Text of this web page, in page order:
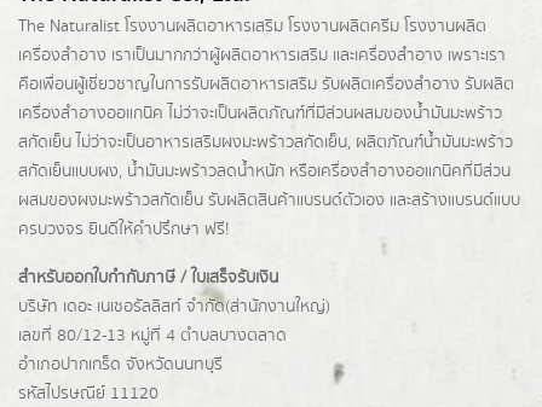
The Naturalist โรงงานผลิตอาหารเสริม โรงงานผลิตครีม โรงงานผลิต
เครื่องสำอาง เราเป็นมากกว่าผู้ผลิตอาหารเสริม และเครื่องสำอาง เพราะเรา
คือเพื่อนผู้เชี่ยวชาญในการรับผลิตอาหารเสริม รับผลิตเครื่องสำอาง รับผลิต
เครื่องสำอางออแกนิค ไม่ว่าจะเป็นผลิตภัณฑ์ที่มีส่วนผสมของน้ำมันมะพร้าว
สกัดเย็น ไม่ว่าจะเป็นอาหารเสริมผงมะพร้าวสกัดเย็น, ผลิตภัณฑ์น้ำมันมะพร้าว
สกัดเย็นแบบผง, น้ำมันมะพร้าวลดน้ำหนัก หรือเครื่องสำอางออแกนิคที่มีส่วน
ผสมของผงมะพร้าวสกัดเย็น รับผลิตสินค้าแบรนด์ตัวเอง และสร้างแบรนด์แบบ
ครบวงจร ยินดีให้คำปรึกษา ฟรี!
สำหรับออกใบกำกับภาษี / ใบเสร็จรับเงิน
บริษัท เดอะ เนเชอรัลลิสท์ จำกัด(ส่านักงานใหญ่)
เลขที่ 80/12-13 หมู่ที่ 4 ตำบลบางตลาด
อำเภอปากเกร็ด จังหวัดนนทบุรี
รหัสไปรษณีย์ 11120